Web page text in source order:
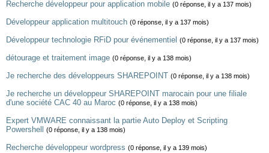
Recherche développeur pour application mobile (0 réponse, il y a 137 mois)
Développeur application multitouch (0 réponse, il y a 137 mois)
Développeur technologie RFiD pour événementiel (0 réponse, il y a 137 mois)
détourage et traitement image (0 réponse, il y a 138 mois)
Je recherche des développeurs SHAREPOINT (0 réponse, il y a 138 mois)
Je recherche un développeur SHAREPOINT marocain pour une filiale
d'une société CAC 40 au Maroc (0 réponse, il y a 138 mois)
Expert VMWARE connaissant la partie Auto Deploy et Scripting
Powershell
(0 réponse, il y a 138 mois)
Recherche développeur wordpress (0 réponse, il y a 139 mois)